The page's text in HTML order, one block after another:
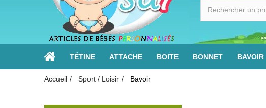
TÉTINE ATTACHE BOITE BONNET BAVOIR
Accueil Sport / Loisir Bavoir